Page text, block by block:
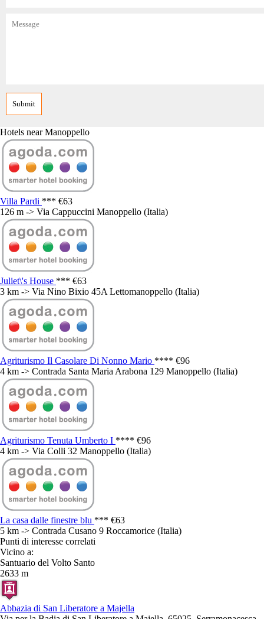
Hotels near Manoppello
Villa Pardi *** €63
126 m -> Via Cappuccini Manoppello (Italia)
Juliet\'s House *** €63
3 km -> Via Nino Bixio 45A Lettomanoppello (Italia)
Agriturismo Il Casolare Di Nonno Mario **** €96
4 km -> Contrada Santa Maria Arabona 129 Manoppello (Italia)
Agriturismo Tenuta Umberto I **** €96
4 km -> Via Colli 32 Manoppello (Italia)
La casa dalle finestre blu *** €63
5 km -> Contrada Cusano 9 Roccamorice (Italia)
Punti di interesse correlati
Vicino a:
Santuario del Volto Santo
2633 m
Abbazia di San Liberatore a Majella